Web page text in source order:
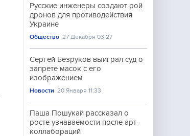
Русские инженеры создают рой
дронов для противодействия
Украине
Общество 27 Декабря 03:27
Сергей Безруков выиграл суд о
запрете масок с его
изображением
Новости 20 Января 11:33
Паша Пошукай рассказал о
росте узнаваемости после арт-
коллабораций